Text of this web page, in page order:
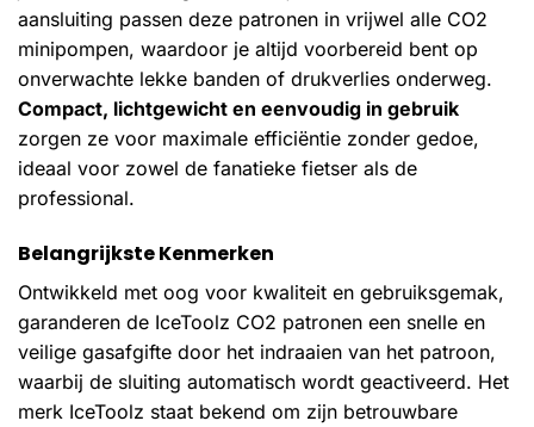
aansluiting passen deze patronen in vrijwel alle CO2
minipompen, waardoor je altijd voorbereid bent op
onverwachte lekke banden of drukverlies onderweg.
Compact, lichtgewicht en eenvoudig in gebruik
zorgen ze voor maximale efficiëntie zonder gedoe,
ideaal voor zowel de fanatieke fietser als de
professional.
Belangrijkste Kenmerken
Ontwikkeld met oog voor kwaliteit en gebruiksgemak,
garanderen de IceToolz CO2 patronen een snelle en
veilige gasafgifte door het indraaien van het patroon,
waarbij de sluiting automatisch wordt geactiveerd. Het
merk IceToolz staat bekend om zijn betrouwbare